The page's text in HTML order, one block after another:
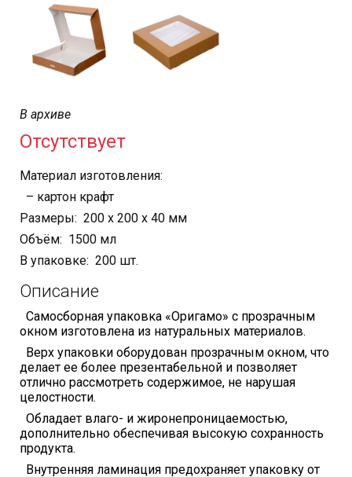
В архиве
Отсутствует
Материал изготовления:
– картон крафт
Размеры: 200 х 200 х 40 мм
Объём: 1500 мл
В упаковке: 200 шт.
Описание
Самосборная упаковка «Оригамо» с прозрачным
окном изготовлена из натуральных материалов.
Верх упаковки оборудован прозрачным окном, что
делает ее более презентабельной и позволяет
отлично рассмотреть содержимое, не нарушая
целостности.
Обладает влаго- и жиронепроницаемостью,
дополнительно обеспечивая высокую сохранность
продукта.
Внутренняя ламинация предохраняет упаковку от